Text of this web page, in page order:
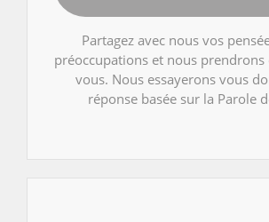
Partagez avec nous vos
préoccupations et nous prendrons
vous. Nous essayerons vous
réponse basée sur la Parole